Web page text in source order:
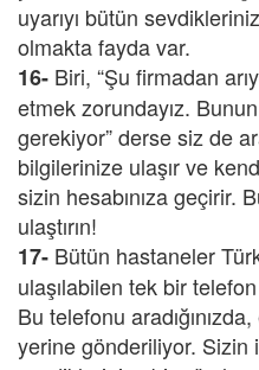
uyarıyı bütün
olmakta fayda var.
16- Biri, “Şu firmadan
etmek zorundayız.
gerekiyor” derse siz de
bilgilerinize ulaşır ve
sizin hesabınıza geçirir.
ulaştırın!
17- Bütün hastaneler
ulaşılabilen tek bir
Bu telefonu
yerine gönderiliyor. Sizin